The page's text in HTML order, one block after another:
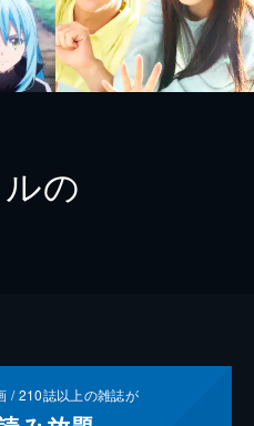
の
/210誌以上の雑誌が